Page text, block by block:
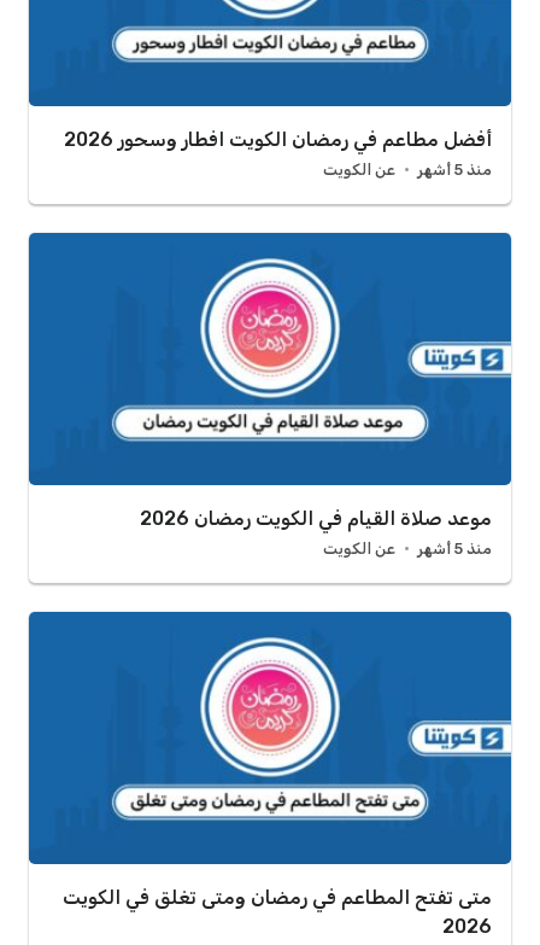
أفضل مطاعم في رمضان الكويت افطار وسحور 2026
منذ 5 أشهر عن الكويت
موعد صلاة القيام في الكويت رمضان 2026
منذ 5 أشهر عن الكويت
متى تفتح المطاعم في رمضان ومتى تغلق في الكويت
2026